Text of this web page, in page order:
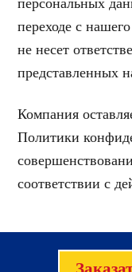
переходе с
не несет
представленных
Компания
Политики
соответствии с